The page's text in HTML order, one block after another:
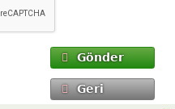
Gönder
Geri